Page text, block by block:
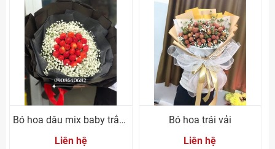
Bó hoa dâu mix baby trắng
Liên hệ
Bó hoa trái vải
Liên hệ